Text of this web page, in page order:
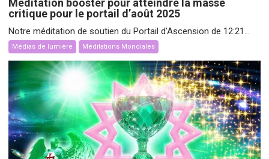
Méditation booster pour atteindre la masse
critique pour le portail d’août 2025
Notre méditation de soutien du Portail d’Ascension de 12:21...
Médias de lumière Méditations Mondiales